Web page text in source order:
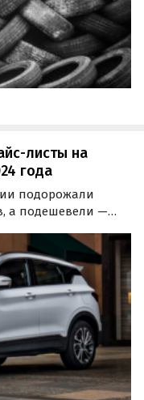
листы на
года
подорожали
а подешевели —
цены на